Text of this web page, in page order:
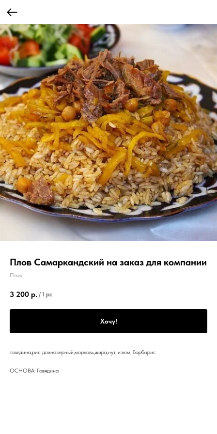
Плов Самаркандский на заказ для компании
Плов
3 200 р. / 1 pc
Хочу!
говядина,рис длинозерный,морковь,жира,нут, изюм, барбарис
ОСНОВА: Говядина